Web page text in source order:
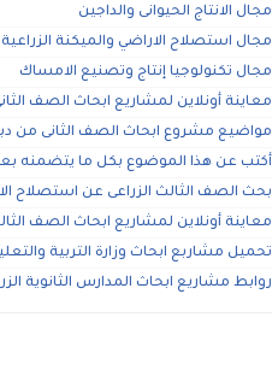
مجال الانتاج الحيوانى والداجين
مجال استصلاح الاراضي والميكنة الزراعية
مجال تكنولوجيا إنتاج وتصنيع الامساك
معاينة أونلاين لمشاريع ابحاث الصف
مواضيع مشروع ابحاث الصف الثانى من
أكتب عن هذا الموضوع بكل ما يتضمنه
بحث الصف الثالث الزراعى عن استصلاح
معاينة أونلاين لمشاريع ابحاث الصف
تحميل مشاربع ابحاث وزارة التربية
روابط مشاريع ابحاث المدارس الثانوية